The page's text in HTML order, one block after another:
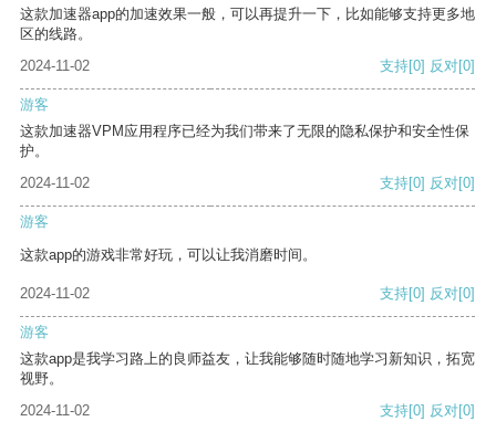
这款加速器app的加速效果一般，可以再提升一下，比如能够支持更多地
区的线路。
2024-11-02
支持[0] 反对[0]
游客
这款加速器VPM应用程序已经为我们带来了无限的隐私保护和安全性保
护。
2024-11-02
支持[0] 反对[0]
游客
这款app的游戏非常好玩，可以让我消磨时间。
2024-11-02 支持[0] 反对[0]
游客
这款app是我学习路上的良师益友，让我能够随时随地学习新知识，拓宽
视野。
2024-11-02
支持[0] 反对[0]